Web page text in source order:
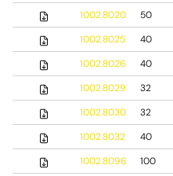
1002.8020
50
1002.8025
40
1002.8026
40
1002.8029
32
1002.8030
32
1002.8032
40
1002.8096
100